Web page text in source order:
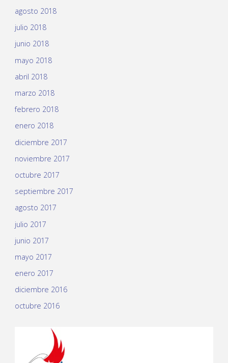
agosto 2018
julio 2018
junio 2018
mayo 2018
abril 2018
marzo 2018
febrero 2018
enero 2018
diciembre 2017
noviembre 2017
octubre 2017
septiembre 2017
agosto 2017
julio 2017
junio 2017
mayo 2017
enero 2017
diciembre 2016
octubre 2016